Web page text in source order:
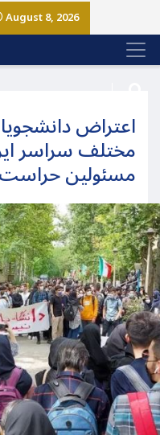
August 8, 2026
اعتراض
مختلف سراسر
مسئولین حراست